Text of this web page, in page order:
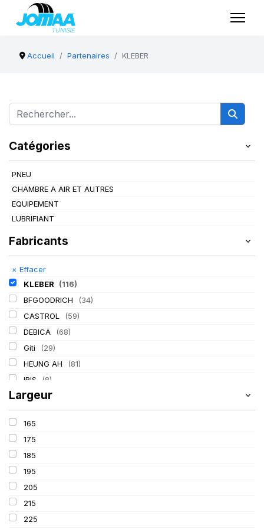
Accueil Partenaires KLEBER
Catégories
PNEU
CHAMBRE A AIR ET AUTRES
EQUIPEMENT
LUBRIFIANT
Fabricants
× Effacer
KLEBER
(116)
BFGOODRICH
(34)
CASTROL
(59)
DEBICA
(68)
Giti
(29)
HEUNG AH
(81)
IRIS
(8)
ITALMATIC
LASSA (174)
LING LONG
MICHELIN
MITAS
Mondolfo ferro
PIRELLI
PROMETEON
SCHRADER
Largeur
165
175
185
195
205
215
225